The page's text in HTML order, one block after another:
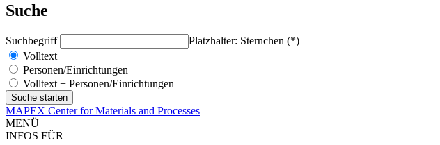
Suche
Suchbegriff
Platzhalter: Sternchen (*)
Volltext
Personen/Einrichtungen
Volltext + Personen/Einrichtungen
MAPEX Center for Materials and Processes
MENÜ
INFOS FÜR